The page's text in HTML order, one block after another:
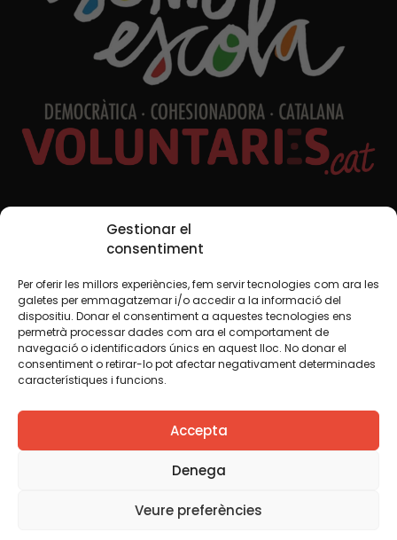
Gestionar el
consentiment
Per oferir les millors experiències, fem servir tecnologies com ara les
galetes per emmagatzemar i/o accedir a la informació del
dispositiu. Donar el consentiment a aquestes tecnologies ens
permetrà processar dades com ara el comportament de
navegació o identificadors únics en aquest lloc. No donar el
consentiment o retirar-lo pot afectar negativament determinades
característiques i funcions.
Accepta
Denega
Veure preferències
Xarxes Socials
TWT YTB IG FB IN
Avís legalPolítica de cookies
Creiem que el coneixement s’ha de compartir. Per això
fem servir una llicència Creative Commons, llevat que en
algun material indiquem el contrari. Us animem a copiar,
redistribuir, remesclar o transformar i crear els continguts
comercial. Només us demanem que reconegueu
l’autoria de la creació original.